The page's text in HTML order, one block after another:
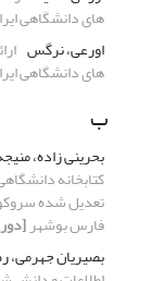
های دانشگاهی
اورعی، نرگس
های دانشگاهی
ب
بحرینی زاده،
کتابخانه
تعدیل شده
فارس بوشهر[دوره 16، شماره 4، 1392،
بصیریان جهرمی،